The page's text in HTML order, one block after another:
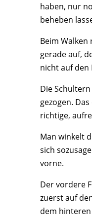
haben, nur
beheben
Beim
gerade auf,
nicht auf den
Die
gezogen.
richtige,
Man winkelt
sich
vorne.
Der vordere
zuerst auf
dem